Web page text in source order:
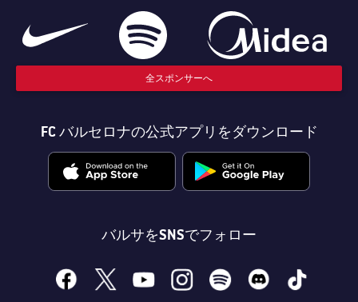
全スポンサーへ
FC バルセロナの公式アプリをダウンロード
バルサをSNSでフォロー
facebook
x youtubeinstagramspotify discord tiktok